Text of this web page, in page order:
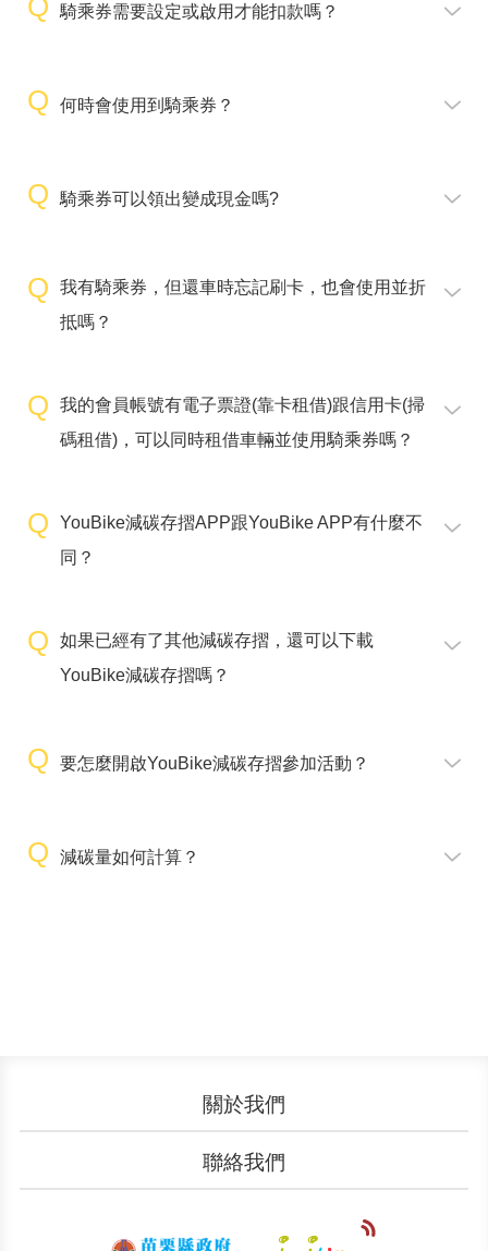
騎乘券需要設定或啟用才能扣款嗎？
何時會使用到騎乘券？
騎乘券可以領出變成現金嗎?
我有騎乘券，但還車時忘記刷卡，也會使用並折
抵嗎？
我的會員帳號有電子票證(靠卡租借)跟信用卡(掃
碼租借)，可以同時租借車輛並使用騎乘券嗎？
YouBike減碳存摺APP跟YouBike APP有什麼不
同？
如果已經有了其他減碳存摺，還可以下載
YouBike減碳存摺嗎？
要怎麼開啟YouBike減碳存摺參加活動？
減碳量如何計算？
關於我們
加入我們
聯絡我們
廣告刊登